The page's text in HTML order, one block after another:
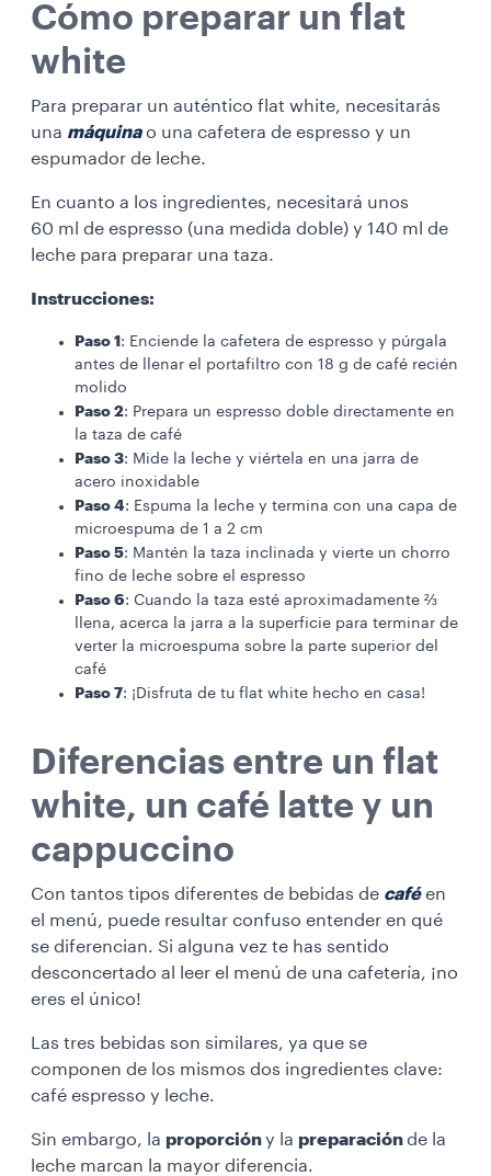
Cómo preparar un flat
white
Para preparar un auténtico flat white, necesitarás
una máquinao una cafetera de espresso y un
espumador de leche.
En cuanto a los ingredientes, necesitará unos
60 ml de espresso (una medida doble) y 140 ml de
leche para preparar una taza.
Instrucciones:
Paso 1 : Enciende la cafetera de espresso y púrgala
antes de llenar el portafiltro con 18 g de café recién
molido
Paso 2: Prepara un espresso doble directamente en
la taza de café
Paso 3: Mide la leche y viértela en una jarra de
acero inoxidable
Paso 4: Espuma la leche y termina con una capa de
microespuma de 1 a 2 cm
Paso 5: Mantén la taza inclinada y vierte un chorro
fino de leche sobre el espresso
Paso 6: Cuando la taza esté aproximadamente ⅔
llena, acerca la jarra a la superficie para terminar de
verter la microespuma sobre la parte superior del
café
Paso 7: ¡Disfruta de tu flat white hecho en casa!
Diferencias entre un flat
white, un café latte y un
cappuccino
Con tantos tipos diferentes de bebidas de caféen
el menú, puede resultar confuso entender en qué
se diferencian. Si alguna vez te has sentido
desconcertado al leer el menú de una cafetería, ¡no
eres el único!
Las tres bebidas son similares, ya que se
componen de los mismos dos ingredientes clave:
café espresso y leche.
Sin embargo, la proporcióny la preparaciónde la
leche marcan la mayor diferencia.